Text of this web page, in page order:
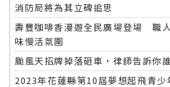
消防局將為其立碑追思
壽豐咖啡香漫遊全民廣場登場 職
味慢活氛圍
颱風天招牌掉落砸車，律師告訴你
2023年花蓮縣第10屆夢想起飛青少